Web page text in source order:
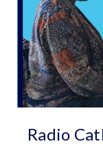
Radio